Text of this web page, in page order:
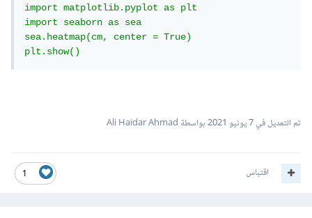
import matplotlib.pyplot as plt
import seaborn as sea
sea.heatmap(cm, center = True)
plt.show()
تم التعديل في7 يونيو 2021 بواسطة Ali Haidar Ahmad
1 اقتباس